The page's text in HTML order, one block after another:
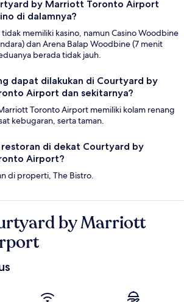
by Marriott Toronto Airport
di dalamnya?
memiliki kasino, namun Casino Woodbine
dan Arena Balap Woodbine (7 menit
berada tidak jauh.
dapat dilakukan di Courtyard by
Airport dan sekitarnya?
Toronto Airport memiliki kolam renang
kebugaran, serta taman.
restoran di dekat Courtyard by
Airport?
di properti, The Bistro.
by Marriott